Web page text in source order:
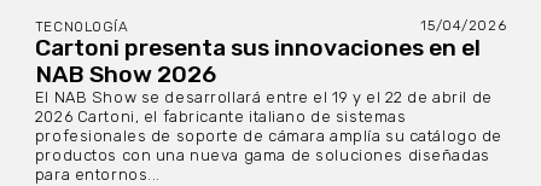
TECNOLOGÍA 15/04/2026
Cartoni presenta sus innovaciones en el
NAB Show 2026
El NAB Show se desarrollará entre el 19 y el 22 de abril de
2026 Cartoni, el fabricante italiano de sistemas
profesionales de soporte de cámara amplía su catálogo de
productos con una nueva gama de soluciones diseñadas
para entornos...